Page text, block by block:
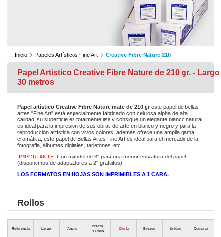
Inicio Papeles Artísticos Fine Art Creative Fibre Nature 210
Papel Artístico Creative Fibre Nature de 210 gr. - Largo
30 metros
Papel artístico Creative Fibre Nature mate de 210 gr este papel de bellas
artes "Fine Art" está especialmente fabricado con celulosa alpha de alta
calidad, su superficie es totalmente lisa y consigue un elegante blanco natural,
es ideal para la impresión de sus obras de arte en blanco y negro y para la
reproducción artística con vivos colores, además ofrece una amplia gama
cromática, este papel de Bellas Artes Fine Art es ideal para el mercado de la
fotografía, álbumes digitales, tarjetones, etc...
IMPORTANTE: Con mandril de 3" para una menor curvatura del papel.
(disponemos de adaptadores a 2" gratuitos).
LOS FORMATOS EN HOJAS SON IMPRIMIBLES A 1 CARA.
Rollos
Referencia Largo Ancho
Precio
1 Rollo
Oferta Envase Unidad Comprar